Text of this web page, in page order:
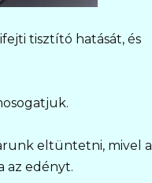
tisztító hatását, és
eltüntetni, mivel a
az edényt.